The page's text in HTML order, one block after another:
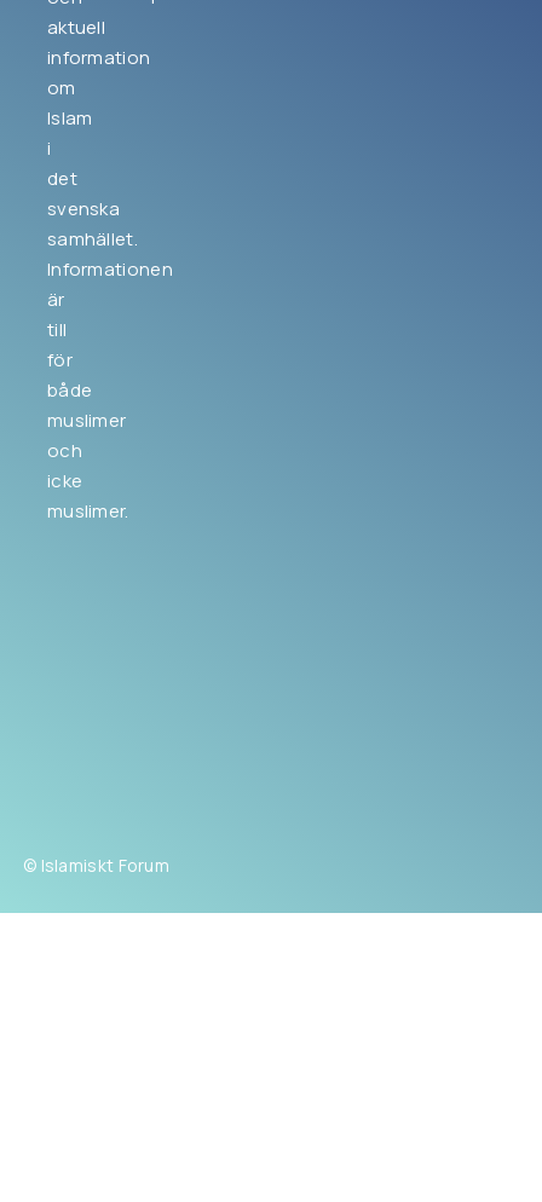
aktuell
information
om
Islam
i
det
svenska
samhället.
Informationen
är
till
för
både
muslimer
och
icke
muslimer.
© Islamiskt Forum